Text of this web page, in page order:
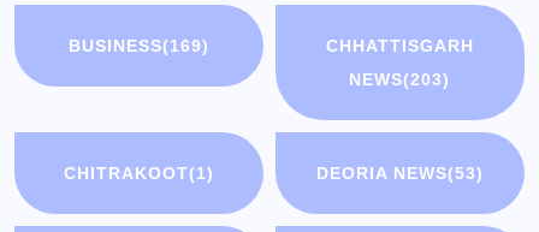
BUSINESS(169)
CHHATTISGARH
NEWS(203)
CHITRAKOOT(1) DEORIA NEWS(53)